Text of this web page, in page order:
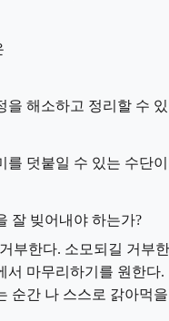
을 해소하고 정리할 수
를 덧붙일 수 있는 수단
잘 빚어내야 하는가?
부한다. 소모되길 거부
서 마무리하기를 원한다.
순간 나 스스로 갉아먹